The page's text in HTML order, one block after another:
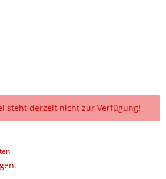
steht derzeit nicht zur Verfügung!